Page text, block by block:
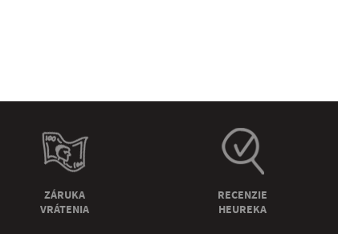
ZÁRUKA
VRÁTENIA
RECENZIE
HEUREKA